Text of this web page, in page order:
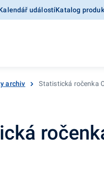
událostíKatalog
archiv Statistická ročenka